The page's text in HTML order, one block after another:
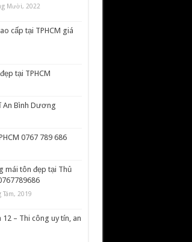
Mười, 2022
cấp tại TPHCM giá
tại TPHCM
An Bình Dương
0767 789 686
mái tôn đẹp tại Thủ
Tám, 2019
– Thi công uy tín, an